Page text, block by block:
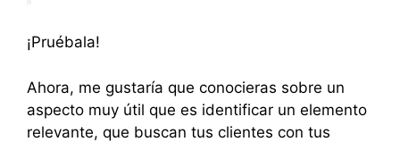
¡Pruébala!
Ahora, me gustaría que conocieras sobre un
aspecto muy útil que es identificar un elemento
relevante, que buscan tus clientes con tus